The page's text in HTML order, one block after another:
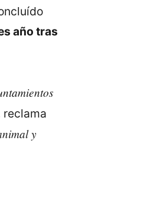
año tras
reclama
y